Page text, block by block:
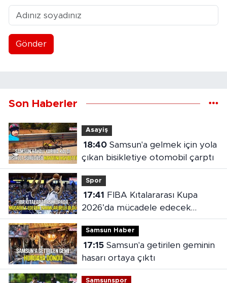
Gönder
Son Haberler
Asayiş
18:40Samsun'a gelmek için yola
çıkan bisikletiye otomobil çarptı
Spor
17:41
2026’da mücadele edecek
takımlar belli oldu
Samsun Haber
17:15Samsun'a getirilen geminin
hasarı ortaya çıktı
Samsunspor